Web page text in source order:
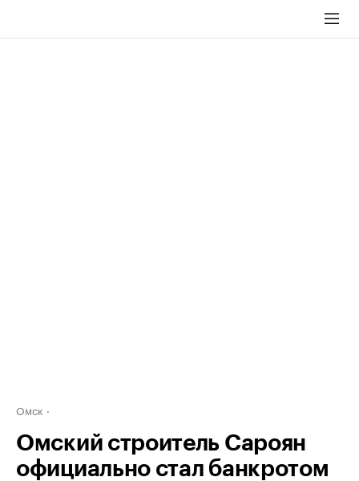
Омск
Омский строитель Сароян
официально стал банкротом